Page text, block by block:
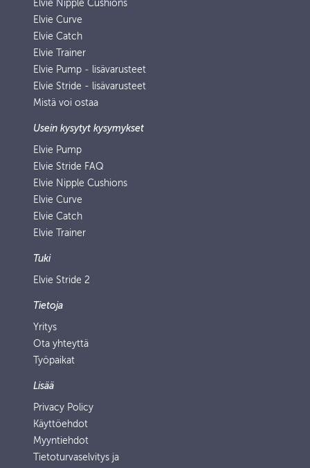
Elvie Nipple Cushions
Elvie Curve
Elvie Catch
Elvie Trainer
Elvie Pump ‑ lisävarusteet
Elvie Stride - lisävarusteet
Mistä voi ostaa
Usein kysytyt kysymykset
Elvie Pump
Elvie Stride FAQ
Elvie Nipple Cushions
Elvie Curve
Elvie Catch
Elvie Trainer
Tuki
Elvie Stride 2
Tietoja
Yritys
Ota yhteyttä
Työpaikat
Lisää
Privacy Policy
Käyttöehdot
Myyntiehdot
Tietoturvaselvitys ja